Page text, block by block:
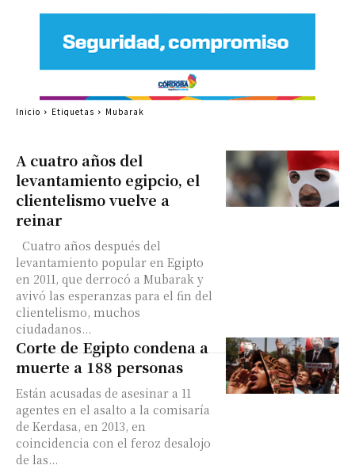
A cuatro años del
levantamiento egipcio, el
clientelismo vuelve a
reinar
levantamiento popular en Egipto
en 2011, que derrocó a Mubarak y
avivó las esperanzas para el fin del
clientelismo, muchos
ciudadanos...
Corte de Egipto condena a
muerte a 188 personas
Están acusadas de asesinar a 11
agentes en el asalto a la comisaría
de Kerdasa, en 2013, en
coincidencia con el feroz desalojo
de las...
Inicio Etiquetas Mubarak